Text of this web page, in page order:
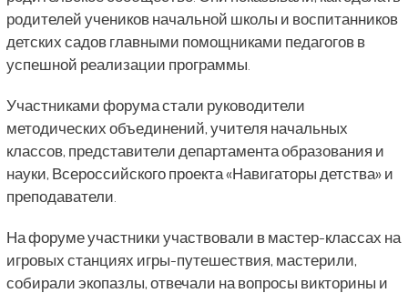
родителей учеников начальной школы и воспитанников
детских садов главными помощниками педагогов в
успешной реализации программы.
Участниками форума стали руководители
методических объединений, учителя начальных
классов, представители департамента образования и
науки, Всероссийского проекта «Навигаторы детства» и
преподаватели.
На форуме участники участвовали в мастер-классах на
игровых станциях игры-путешествия, мастерили,
собирали экопазлы, отвечали на вопросы викторины и